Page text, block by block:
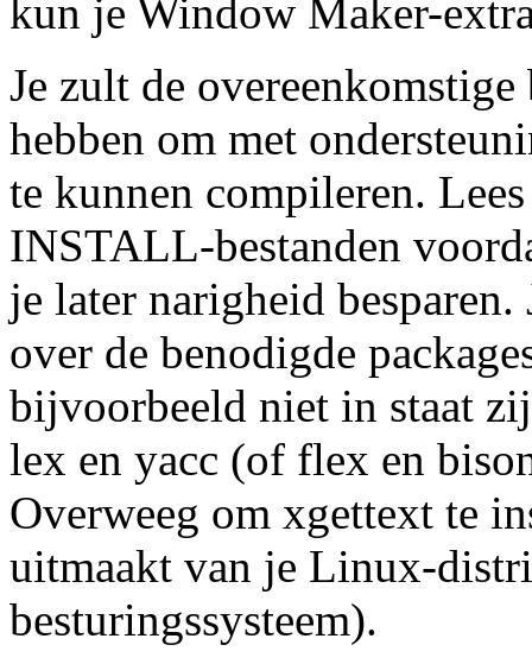
kun je Window Maker-
Je zult de
hebben om met
te kunnen compileren.
INSTALL-bestanden
je later narigheid
over de benodigde
bijvoorbeeld niet in staat
lex en yacc (of flex en
Overweeg om xgettext te
uitmaakt van je Linux-
besturingssysteem).